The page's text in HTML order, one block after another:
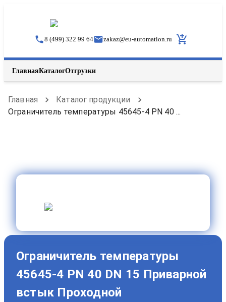
8 (499) 322 99 64 zakaz@eu-automation.ru
ГлавнаяКаталогОтгрузки
Главная
Каталог продукции
Ограничитель температуры 45645-4 PN 40 ...
Ограничитель температуры
45645-4 PN 40 DN 15 Приварной
встык Проходной